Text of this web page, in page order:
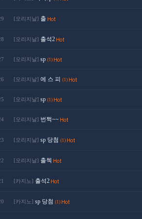
[오리지날] 출
[오리지날] 출석2
[오리지날] sp (1)
[오리지날] 에 스 피 (1)
[오리지날] sp (1)
[오리지날] 번쩍~~
[오리지날] sp 당첨 (1)
[오리지날] 출첵
[카지노] 출석2
[카지노] sp 당첨 (1)